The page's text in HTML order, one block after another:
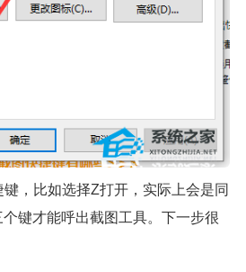
，比如选择Z打开，实际上会是同
键才能呼出截图工具。下一步很